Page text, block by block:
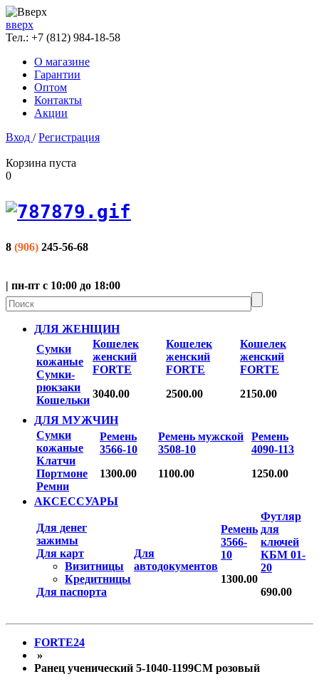
вверх
Тел.: +7 (812) 984-18-58
О магазине
Гарантии
Оптом
Контакты
Акции
Вход /Регистрация
Корзина пуста
0
8 (906) 245-56-68
| пн-пт с 10:00 до 18:00
ДЛЯ ЖЕНЩИН
Сумки
кожаные
Сумки-
рюкзаки
Кошельки
Кошелек
женский
FORTE
3040.00
Кошелек
женский
FORTE
2500.00
Кошелек
женский
FORTE
2150.00
ДЛЯ МУЖЧИН
Сумки
кожаные
Клатчи
Портмоне
Ремни
Ремень
3566-10
1300.00
Ремень мужской
3508-10
1100.00
Ремень
4090-113
1250.00
АКСЕССУАРЫ
Для денег
зажимы
Для карт
Визитницы
Кредитницы
Для паспорта
Для
автодокументов
Ремень
3566-
10
1300.00
Футляр
для
ключей
КБМ 01-
20
690.00
FORTE24
»
Ранец ученический 5-1040-1199СМ розовый